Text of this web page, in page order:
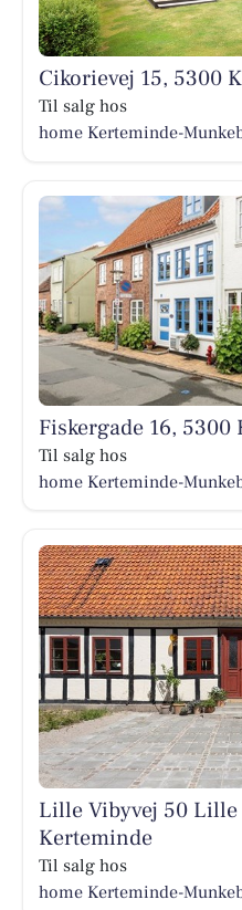
Cikorievej 15, 5300
Til salg hos
home Kerteminde-
Fiskergade 16,
Til salg hos
home Kerteminde-
Lille Vibyvej 50 Lille
Kerteminde
Til salg hos
home Kerteminde-